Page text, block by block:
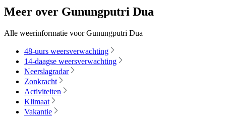
Meer over Gunungputri Dua
Alle weerinformatie voor Gunungputri Dua
48-uurs weersverwachting
14-daagse weersverwachting
Neerslagradar
Zonkracht
Activiteiten
Klimaat
Vakantie